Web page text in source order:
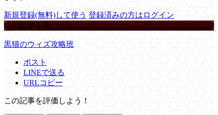
新規登録(無料)して使う 登録済みの方はログイン
この記事を書いた人
黒猫のウィズ攻略班
ポスト
LINEで送る
URLコピー
この記事を評価しよう！